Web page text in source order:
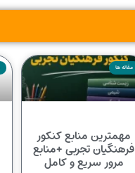
مقاله ها
مهمترین منابع کنکور
فرهنگیان تجربی +منابع
مرور سریع و کامل